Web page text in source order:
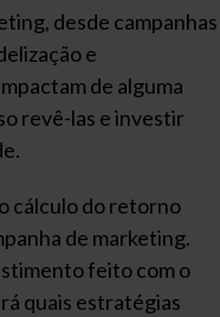
desde campanhas
e
de alguma
revê-las e investir
cálculo do retorno
de marketing.
feito com o
quais estratégias